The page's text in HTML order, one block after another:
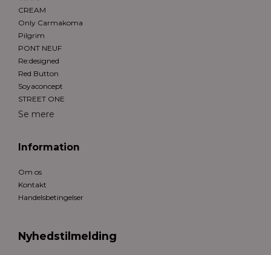
CREAM
Only Carmakoma
Pilgrim
PONT NEUF
Re:designed
Red Button
Soyaconcept
STREET ONE
Se mere
Information
Om os
Kontakt
Handelsbetingelser
Nyhedstilmelding